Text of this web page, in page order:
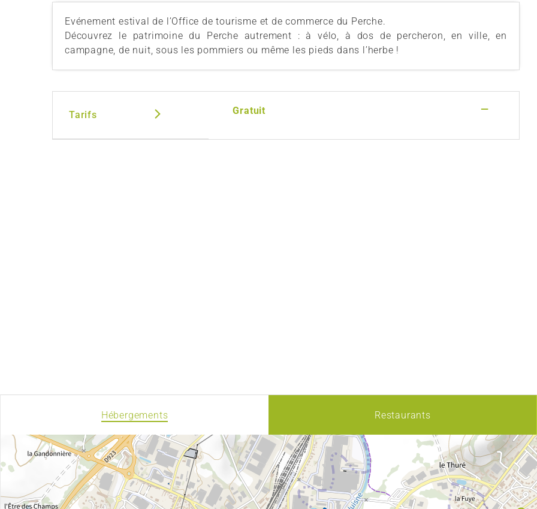
Evénement estival de l’Office de tourisme et de commerce du Perche.
Découvrez le patrimoine du Perche autrement : à vélo, à dos de percheron, en ville, en
campagne, de nuit, sous les pommiers ou même les pieds dans l’herbe !
Tarifs Gratuit —
Hébergements Restaurants